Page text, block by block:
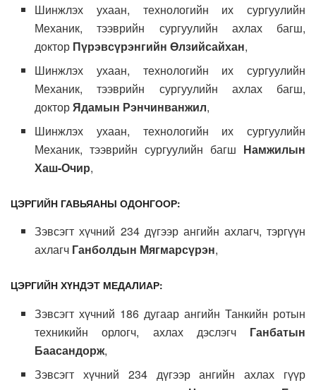
Шинжлэх ухаан, технологийн их сургуулийн
Механик, тээврийн сургуулийн ахлах багш,
доктор Пүрэвсүрэнгийн Өлзийсайхан,
Шинжлэх ухаан, технологийн их сургуулийн
Механик, тээврийн сургуулийн ахлах багш,
докторЯдамын Рэнчинванжил,
Шинжлэх ухаан, технологийн их сургуулийн
Механик, тээврийн сургуулийн багш Намжилын
Хаш-Очир,
ЦЭРГИЙН ГАВЬЯАНЫ ОДОНГООР:
Зэвсэгт хүчний 234 дүгээр ангийн ахлагч, тэргүүн
ахлагч Ганболдын Мягмарсүрэн,
ЦЭРГИЙН ХҮНДЭТ МЕДАЛИАР:
Зэвсэгт хүчний 186 дугаар ангийн Танкийн ротын
техникийн орлогч, ахлах дэслэгч Ганбатын
Баасандорж,
Зэвсэгт хүчний 234 дүгээр ангийн ахлах гүүр